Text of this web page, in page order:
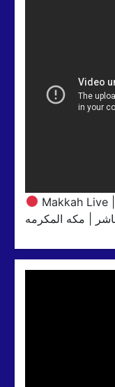
Makkah Live | مكة مباشر | الحرم المكي مباشر |
| مكه المكرمه